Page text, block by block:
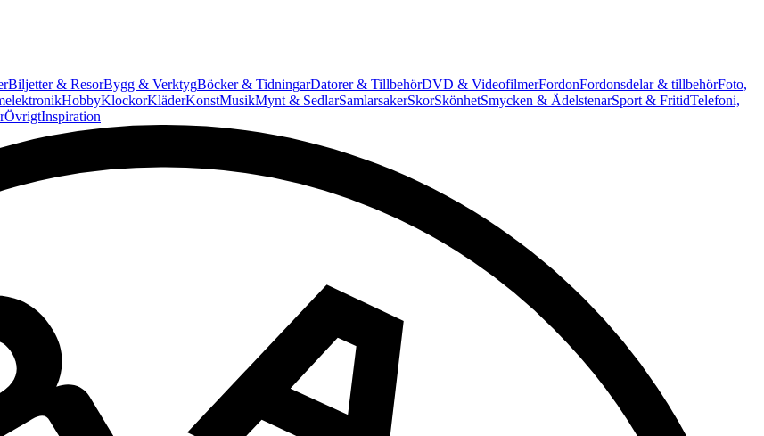
Biljetter & ResorBygg & VerktygBöcker & TidningarDatorer & TillbehörDVD & VideofilmerFordonFordonsdelar & tillbehörFoto,
HobbyKlockorKläderKonstMusikMynt & SedlarSamlarsakerSkorSkönhetSmycken & ÄdelstenarSport & FritidTelefoni,
ÖvrigtInspiration